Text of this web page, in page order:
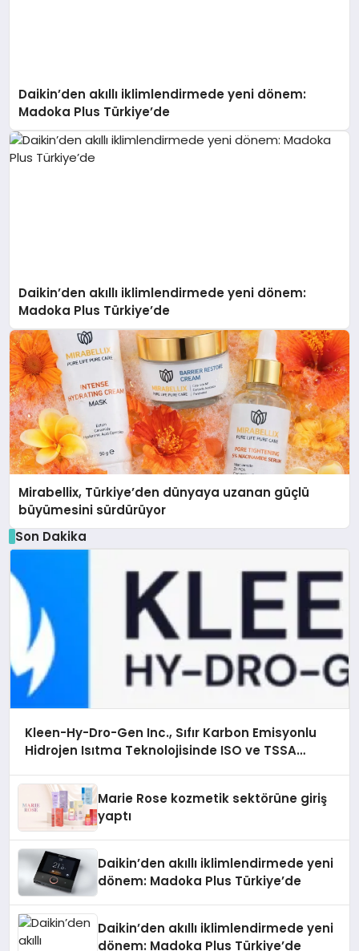
Daikin’den akıllı iklimlendirmede yeni dönem:
Madoka Plus Türkiye’de
Daikin’den akıllı iklimlendirmede yeni dönem:
Madoka Plus Türkiye’de
Mirabellix, Türkiye’den dünyaya uzanan güçlü
büyümesini sürdürüyor
Son Dakika
Kleen-Hy-Dro-Gen Inc., Sıfır Karbon Emisyonlu
Hidrojen Isıtma Teknolojisinde ISO ve TSSA
Marie Rose kozmetik sektörüne giriş
yaptı
Daikin’den akıllı iklimlendirmede yeni
dönem: Madoka Plus Türkiye’de
Daikin’den akıllı iklimlendirmede yeni
dönem: Madoka Plus Türkiye’de